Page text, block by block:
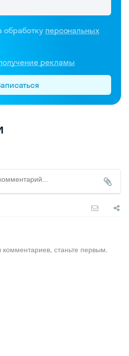
обработку персональных
рекламы
станьте первым.